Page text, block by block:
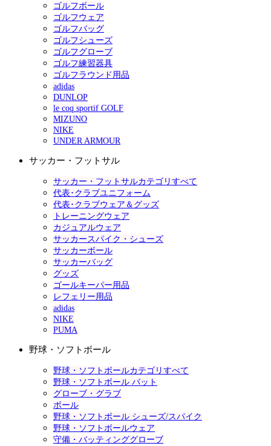
ゴルフボール
ゴルフウェア
ゴルフバッグ
ゴルフシューズ
ゴルフグローブ
ゴルフ練習器具
ゴルフラウンド用品
adidas
DUNLOP
le coq sportif GOLF
MIZUNO
NIKE
UNDER ARMOUR
サッカー・フットサル
サッカー・フットサルカテゴリすべて
代表･クラブユニフォーム
代表･クラブウェア＆グッズ
トレーニングウェア
カジュアルウェア
サッカースパイク・シューズ
サッカーボール
サッカーバッグ
グッズ
ゴールキーパー用品
レフェリー用品
adidas
NIKE
PUMA
野球・ソフトボール
野球・ソフトボールカテゴリすべて
野球・ソフトボール バット
グローブ・グラブ
ボール
野球・ソフトボール シューズ/スパイク
野球・ソフトボールウェア
守備・バッティンググローブ